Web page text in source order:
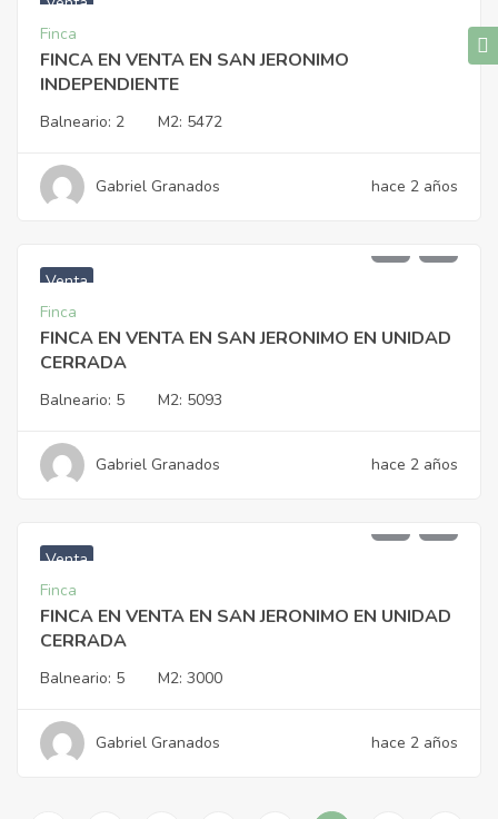
Finca
FINCA EN VENTA EN SAN JERONIMO
INDEPENDIENTE
Balneario: 2 M2: 5472
Gabriel Granados hace 2 años
Venta
Finca
FINCA EN VENTA EN SAN JERONIMO EN UNIDAD
CERRADA
Balneario: 5 M2: 5093
Gabriel Granados hace 2 años
Venta
Finca
FINCA EN VENTA EN SAN JERONIMO EN UNIDAD
CERRADA
Balneario: 5 M2: 3000
Gabriel Granados hace 2 años